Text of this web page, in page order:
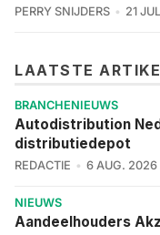
PERRY SNIJDERS 21
LAATSTE
BRANCHENIEUWS
Autodistribution
distributiedepot
REDACTIE 6 AUG. 2026
NIEUWS
Aandeelhouders